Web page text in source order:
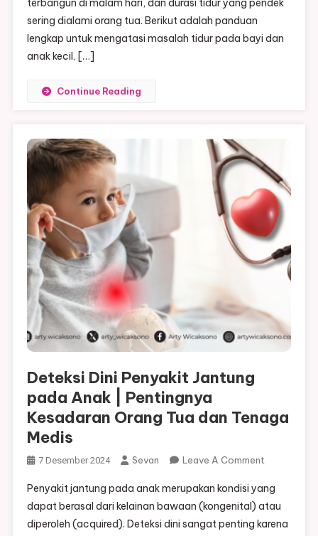
Anak
terbangun di malam hari, dan durasi tidur yang pendek
sering dialami orang tua. Berikut adalah panduan
lengkap untuk mengatasi masalah tidur pada bayi dan
anak kecil, […]
Continue Reading
Deteksi Dini Penyakit Jantung
pada Anak | Pentingnya
Kesadaran Orang Tua dan Tenaga
Medis
7 Desember 2024 Sevan Leave A CommentOn
Dini
Penyakit
Jantung
Penyakit jantung pada anak merupakan kondisi yang
dapat berasal dari kelainan bawaan (kongenital) atau
diperoleh (acquired). Deteksi dini sangat penting karena